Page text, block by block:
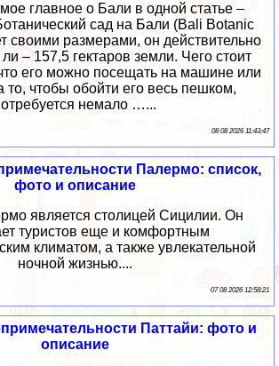
главное о Бали в одной статье –
сад на Бали (Bali Botanic
своими размерами, он действительно
– 157,5 гектаров земли. Чего стоит
его можно посещать на машине или
то, чтобы обойти его весь пешком,
немало …...
08 08 2026 11:43:47
Палермо: список,
фото и описание
является столицей Сицилии. Он
туристов еще и комфортным
климатом, а также увлекательной
ночной жизнью....
07 08 2026 12:58:21
Паттайи: фото и
описание